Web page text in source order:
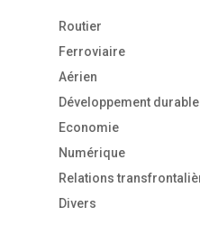
Routier
Ferroviaire
Aérien
Développement durable
Economie
Numérique
Relations
Divers